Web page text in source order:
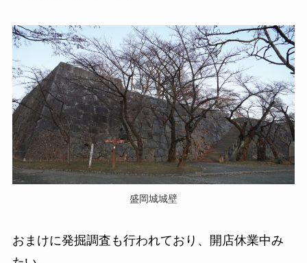
盛岡城城壁
おまけに発掘調査も行われており、開店休業中み